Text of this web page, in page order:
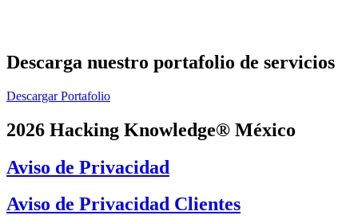
Descarga nuestro portafolio de servicios
Descargar Portafolio
2026 Hacking Knowledge® México
Aviso de Privacidad
Aviso de Privacidad Clientes